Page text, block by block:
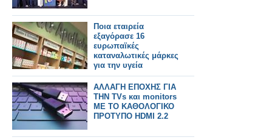
Ποια εταιρεία
εξαγόρασε 16
ευρωπαϊκές
καταναλωτικές μάρκες
για την υγεία
ΑΛΛΑΓΗ ΕΠΟΧΗΣ ΓΙΑ
ΤΗΝ TVs και monitors
ΜΕ ΤΟ ΚΑΘΟΛΟΓΙΚΟ
ΠΡΟΤΥΠΟ HDMI 2.2